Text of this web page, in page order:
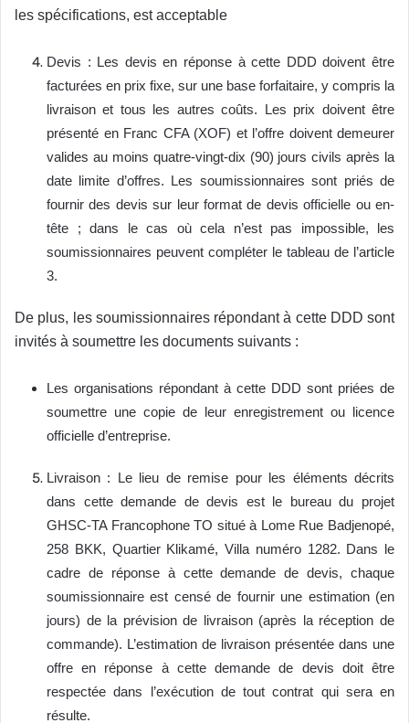
les spécifications, est acceptable
Devis : Les devis en réponse à cette DDD doivent être
facturées en prix fixe, sur une base forfaitaire, y compris la
livraison et tous les autres coûts. Les prix doivent être
présenté en Franc CFA (XOF) et l’offre doivent demeurer
valides au moins quatre-vingt-dix (90) jours civils après la
date limite d’offres. Les soumissionnaires sont priés de
fournir des devis sur leur format de devis officielle ou en-
tête ; dans le cas où cela n’est pas impossible, les
soumissionnaires peuvent compléter le tableau de l’article
3.
De plus, les soumissionnaires répondant à cette DDD sont
invités à soumettre les documents suivants :
Les organisations répondant à cette DDD sont priées de
soumettre une copie de leur enregistrement ou licence
officielle d’entreprise.
Livraison : Le lieu de remise pour les éléments décrits
dans cette demande de devis est le bureau du projet
GHSC-TA Francophone TO situé à Lome Rue Badjenopé,
258 BKK, Quartier Klikamé, Villa numéro 1282. Dans le
cadre de réponse à cette demande de devis, chaque
soumissionnaire est censé de fournir une estimation (en
jours) de la prévision de livraison (après la réception de
commande). L’estimation de livraison présentée dans une
offre en réponse à cette demande de devis doit être
respectée dans l’exécution de tout contrat qui sera en
résulte.